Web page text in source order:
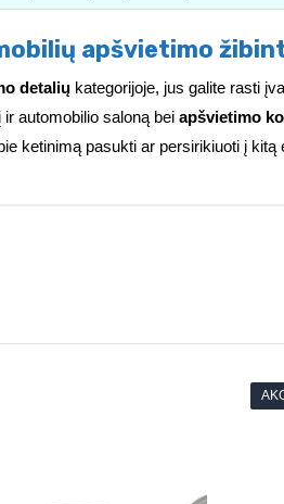
apšvietimo
detalių kategorijoje, jus galite rasti
ir automobilio saloną bei apšvietimo
ketinimą pasukti ar persirikiuoti į kitą